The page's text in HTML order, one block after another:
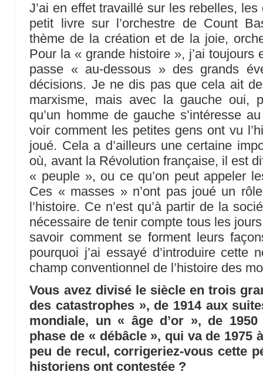
J’ai en effet travaillé sur les rebelles,
petit livre sur l’orchestre de Count
thème de la création et de la joie,
Pour la « grande histoire », j’ai toujours
passe « au-dessous » des grands
décisions. Je ne dis pas que cela ait
marxisme, mais avec la gauche oui,
qu’un homme de gauche s’intéresse
voir comment les petites gens ont vu
joué. Cela a d’ailleurs une certaine
où, avant la Révolution française, il est
« peuple », ou ce qu’on peut appeler
Ces « masses » n’ont pas joué un
l’histoire. Ce n’est qu’à partir de la
nécessaire de tenir compte tous les
savoir comment se forment leurs
pourquoi j’ai essayé d’introduire cette
champ conventionnel de l’histoire des
Vous avez divisé le siècle en trois
des catastrophes », de 1914 aux
mondiale, un « âge d’or », de
phase de « débâcle », qui va de 1975
peu de recul, corrigeriez-vous cette
historiens ont contestée ?